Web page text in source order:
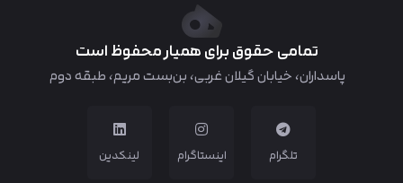
تمامی حقوق برای همیار محفوظ است
پاسداران، خیابان گیلان غربی، بن‌بست مریم، طبقه دوم
تلگرام اینستاگرام لینکدین